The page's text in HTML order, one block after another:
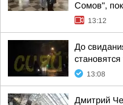
Сомов",
13:12
До
13:08
Дмитрий